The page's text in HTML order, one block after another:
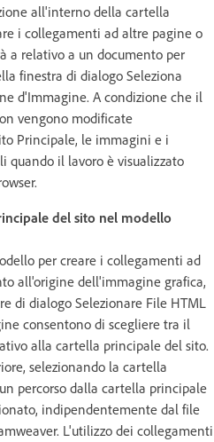
all'interno della cartella
i collegamenti ad altre pagine o
a relativo a un documento per
finestra di dialogo Seleziona
d'Immagine. A condizione che il
vengono modificate
Principale, le immagini e i
quando il lavoro è visualizzato
del sito nel modello
per creare i collegamenti ad
all'origine dell'immagine grafica,
di dialogo Selezionare File HTML
consentono di scegliere tra il
alla cartella principale del sito.
selezionando la cartella
percorso dalla cartella principale
indipendentemente dal file
L'utilizzo dei collegamenti